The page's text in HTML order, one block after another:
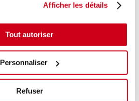
Afficher les détails
Tout autoriser
Personnaliser
Refuser